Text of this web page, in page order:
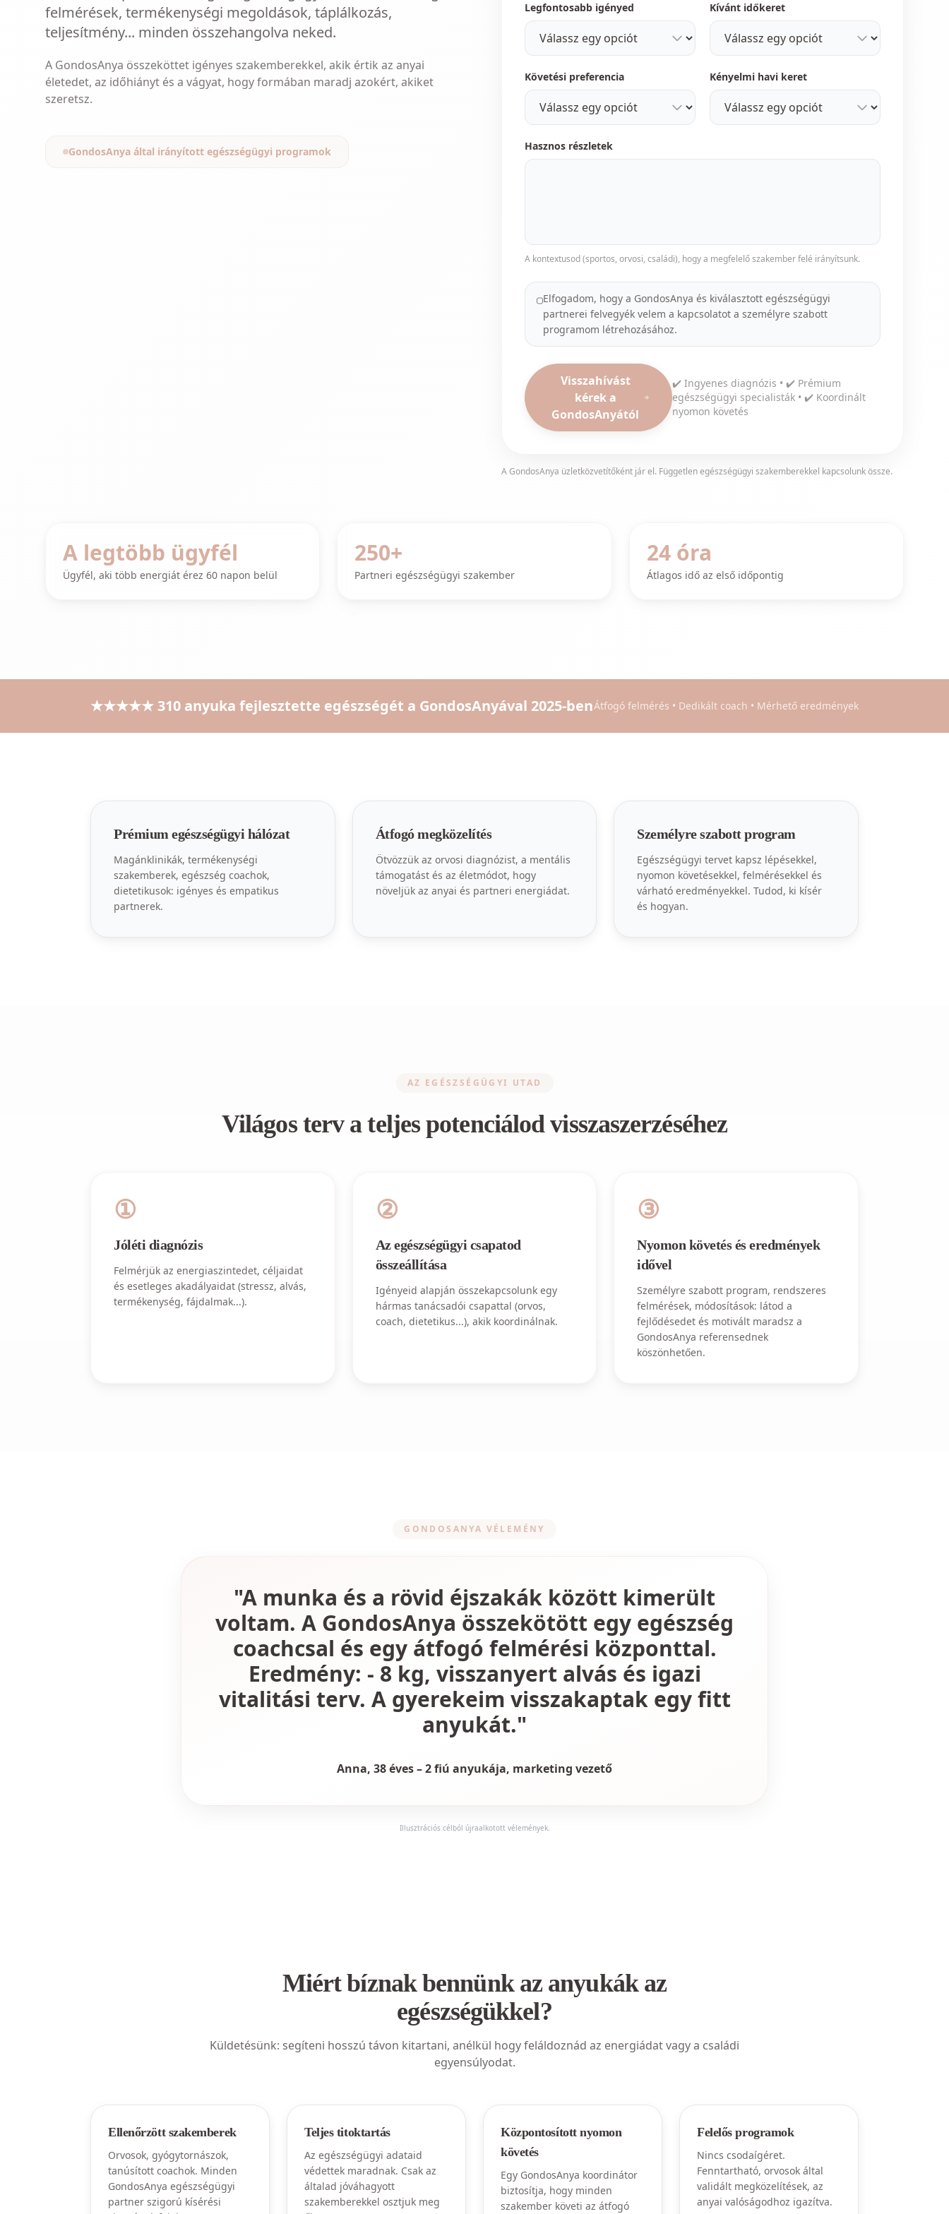
felmérések, termékenységi megoldások, táplálkozás,
teljesítmény... minden összehangolva neked.
A GondosAnya összeköttet igényes szakemberekkel, akik értik az anyai
életedet, az időhiányt és a vágyat, hogy formában maradj azokért, akiket
szeretsz.
GondosAnya által irányított egészségügyi programok
Legfontosabb igényed Kívánt időkeret
Követési preferencia Kényelmi havi keret
Hasznos részletek
A kontextusod (sportos, orvosi, családi), hogy a megfelelő szakember felé irányítsunk.
Elfogadom, hogy a GondosAnya és kiválasztott egészségügyi
partnerei felvegyék velem a kapcsolatot a személyre szabott
programom létrehozásához.
Visszahívást
kérek a
GondosAnyától
✔️ Ingyenes diagnózis • ✔️ Prémium
egészségügyi specialisták • ✔️ Koordinált
nyomon követés
A GondosAnya üzletközvetítőként jár el. Független egészségügyi szakemberekkel kapcsolunk össze.
A legtöbb ügyfél
Ügyfél, aki több energiát érez 60 napon belül
250+
Partneri egészségügyi szakember
24 óra
Átlagos idő az első időpontig
★★★★★ 310 anyuka fejlesztette egészségét a GondosAnyával 2025-benÁtfogó felmérés • Dedikált coach • Mérhető eredmények
Prémium egészségügyi hálózat
Magánklinikák, termékenységi
szakemberek, egészség coachok,
dietetikusok: igényes és empatikus
partnerek.
Átfogó megközelítés
Ötvözzük az orvosi diagnózist, a mentális
támogatást és az életmódot, hogy
növeljük az anyai és partneri energiádat.
Személyre szabott program
Egészségügyi tervet kapsz lépésekkel,
nyomon követésekkel, felmérésekkel és
várható eredményekkel. Tudod, ki kísér
és hogyan.
AZ EGÉSZSÉGÜGYI UTAD
Világos terv a teljes potenciálod visszaszerzéséhez
①
Jóléti diagnózis
Felmérjük az energiaszintedet, céljaidat
és esetleges akadályaidat (stressz, alvás,
termékenység, fájdalmak...).
②
Az egészségügyi csapatod
összeállítása
Igényeid alapján összekapcsolunk egy
hármas tanácsadói csapattal (orvos,
coach, dietetikus...), akik koordinálnak.
③
Nyomon követés és eredmények
idővel
Személyre szabott program, rendszeres
felmérések, módosítások: látod a
fejlődésedet és motivált maradsz a
GondosAnya referensednek
köszönhetően.
GONDOSANYA VÉLEMÉNY
"A munka és a rövid éjszakák között kimerült
voltam. A GondosAnya összekötött egy egészség
coachcsal és egy átfogó felmérési központtal.
Eredmény: - 8 kg, visszanyert alvás és igazi
vitalitási terv. A gyerekeim visszakaptak egy fitt
anyukát."
Anna, 38 éves – 2 fiú anyukája, marketing vezető
Illusztrációs célból újraalkotott vélemények.
Miért bíznak bennünk az anyukák az
egészségükkel?
Küldetésünk: segíteni hosszú távon kitartani, anélkül hogy feláldoznád az energiádat vagy a családi
egyensúlyodat.
Ellenőrzött szakemberek
Orvosok, gyógytornászok,
tanúsított coachok. Minden
GondosAnya egészségügyi
partner szigorú kísérési
Teljes titoktartás
Az egészségügyi adataid
védettek maradnak. Csak az
általad jóváhagyott
szakemberekkel osztjuk meg
Központosított nyomon
követés
Egy GondosAnya koordinátor
biztosítja, hogy minden
szakember követi az átfogó
Felelős programok
Nincs csodaígéret.
Fenntartható, orvosok által
validált megközelítések, az
anyai valóságodhoz igazítva.